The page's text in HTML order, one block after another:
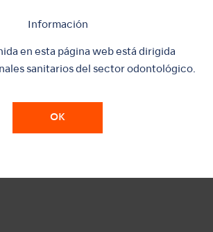
Información
en esta página web está dirigida
sanitarios del sector odontológico.
OK